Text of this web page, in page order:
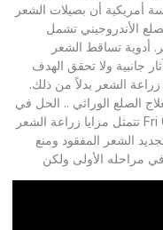
أمريكية أن بصيلات الشعر
الأندروجيني تشمل
أدوية تساقط الشعر
جانبية ولا تحقق الهدف
زراعة الشعر بدلاً من ذلك.
الصلع الوراثي .. الحل في
زراعة الشعر. Fri 01 / April / 2022 – 11:29 PM تتمثل مزايا زراعة الشعر
الشعر المفقود ومنع
مراحله الأولى ولكن